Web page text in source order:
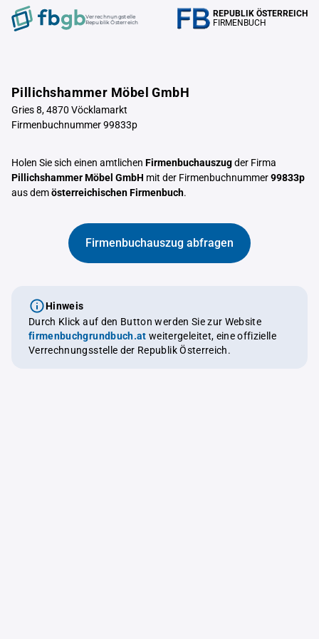
Verrechnungstelle
Republik Österreich
REPUBLIK ÖSTERREICH
FIRMENBUCH
Pillichshammer Möbel GmbH
Gries 8, 4870 Vöcklamarkt
Firmenbuchnummer 99833p
Holen Sie sich einen amtlichen Firmenbuchauszugder Firma
Pillichshammer Möbel GmbH mit der Firmenbuchnummer99833p
aus demösterreichischen Firmenbuch.
Firmenbuchauszug abfragen
Hinweis
Durch Klick auf den Button werden Sie zur Website
firmenbuchgrundbuch.at weitergeleitet, eine offizielle
Verrechnungsstelle der Republik Österreich.